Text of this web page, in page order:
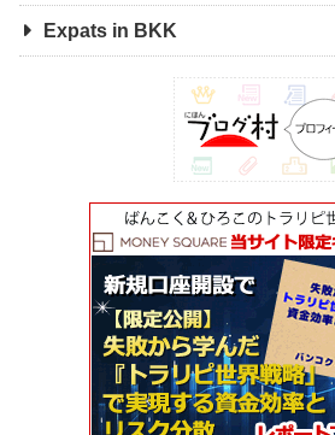
Expats in BKK